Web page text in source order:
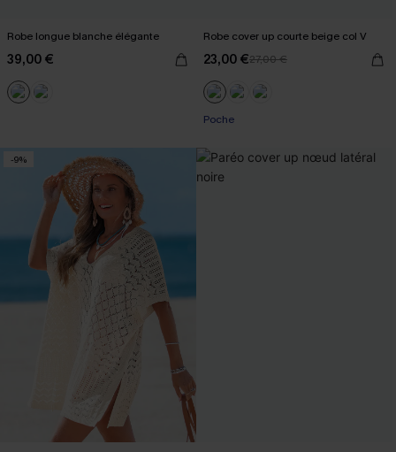
Robe longue blanche élégante
39,00 €
Robe cover up courte beige col V
23,00 €27,00 €
Poche
-9%